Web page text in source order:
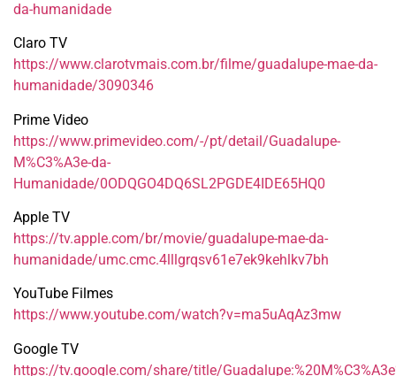
da-humanidade
Claro TV
https://www.clarotvmais.com.br/filme/guadalupe-mae-da-
humanidade/3090346
Prime Video
https://www.primevideo.com/-/pt/detail/Guadalupe-
M%C3%A3e-da-
Humanidade/0ODQGO4DQ6SL2PGDE4IDE65HQ0
Apple TV
https://tv.apple.com/br/movie/guadalupe-mae-da-
humanidade/umc.cmc.4lllgrqsv61e7ek9kehlkv7bh
YouTube Filmes
https://www.youtube.com/watch?v=ma5uAqAz3mw
Google TV
https://tv.google.com/share/title/